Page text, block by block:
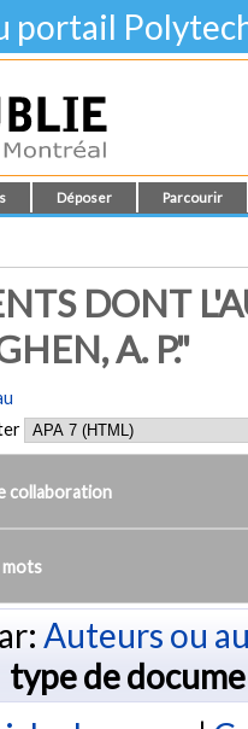
portail
Déposer Parcourir
DONT
A. P."
collaboration
mots
Auteurs ou
type de